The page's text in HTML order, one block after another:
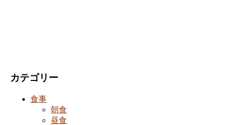
カテゴリー
食事
朝食
昼食